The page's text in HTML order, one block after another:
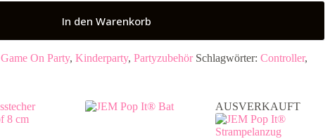
In den Warenkorb
Game On Party, Kinderparty, Partyzubehör Schlagwörter: Controller,
AUSVERKAUFT